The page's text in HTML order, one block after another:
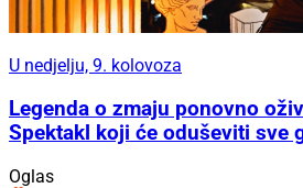
U nedjelju, 9. kolovoza
Legenda o zmaju ponovno
Spektakl koji će oduševiti sve
Oglas